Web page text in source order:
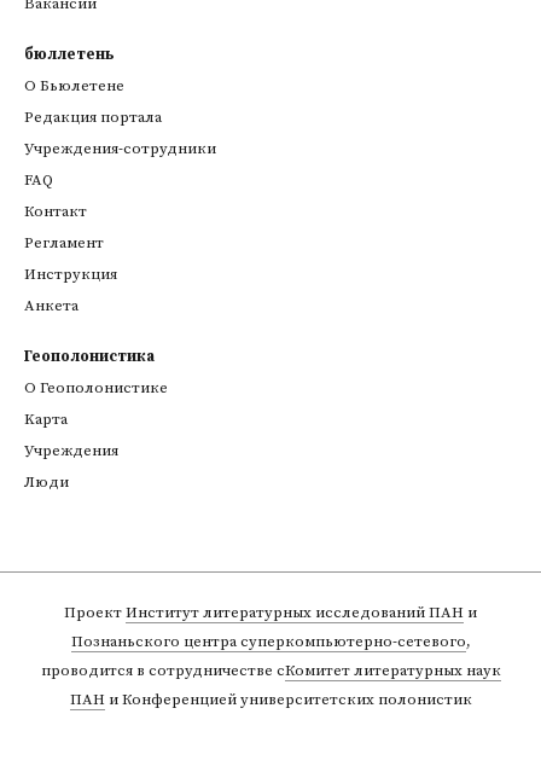
бюллетень
О Бьюлетене
Редакция портала
Учреждения-сотрудники
FAQ
Контакт
Регламент
Инструкция
Анкета
Геополонистика
О Геополонистике
Kарта
Учреждения
Люди
ПроектИнститут литературных исследований ПАН и
Познаньского центра суперкомпьютерно-сетевого,
проводится в сотрудничестве сКомитет литературных наук
ПАНи Конференцией университетских полонистик